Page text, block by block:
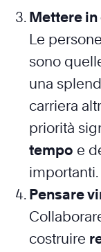
Mettere
Le
sono
una
carriera
priorità
tempo e
importanti.
Pensare
costruire